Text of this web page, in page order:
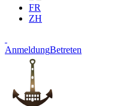
FR
ZH
AnmeldungBetreten